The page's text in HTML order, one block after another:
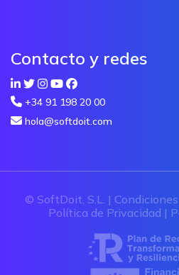
Contacto y redes
+34 91 198 20 00
hola@softdoit.com
© SoftDoit, S.L. |
Política de Privacidad |